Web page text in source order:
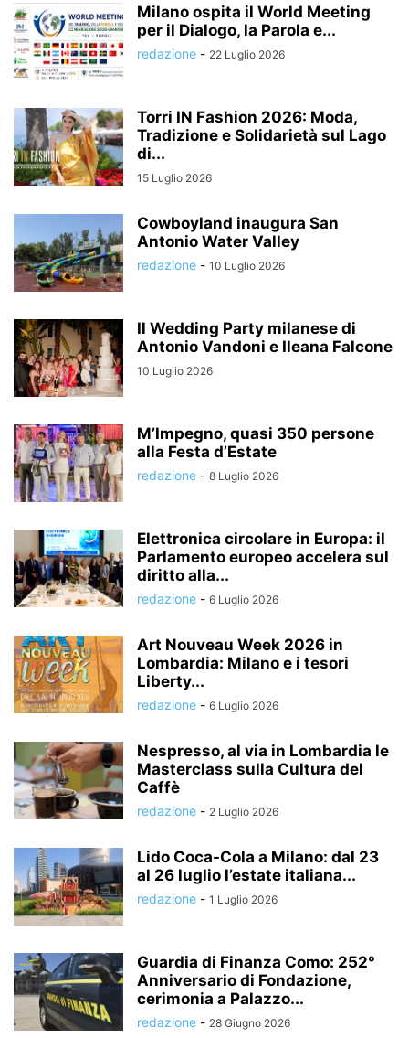
Milano ospita il World Meeting
per il Dialogo, la Parola e...
redazione - 22 Luglio 2026
Torri IN Fashion 2026: Moda,
Tradizione e Solidarietà sul Lago
di...
15 Luglio 2026
Cowboyland inaugura San
Antonio Water Valley
redazione - 10 Luglio 2026
Il Wedding Party milanese di
Antonio Vandoni e Ileana Falcone
10 Luglio 2026
M’Impegno, quasi 350 persone
alla Festa d’Estate
redazione - 8 Luglio 2026
Elettronica circolare in Europa: il
Parlamento europeo accelera sul
diritto alla...
redazione - 6 Luglio 2026
Art Nouveau Week 2026 in
Lombardia: Milano e i tesori
Liberty...
redazione - 6 Luglio 2026
Nespresso, al via in Lombardia le
Masterclass sulla Cultura del
Caffè
redazione - 2 Luglio 2026
Lido Coca-Cola a Milano: dal 23
al 26 luglio l’estate italiana...
redazione - 1 Luglio 2026
Guardia di Finanza Como: 252°
Anniversario di Fondazione,
cerimonia a Palazzo...
redazione - 28 Giugno 2026